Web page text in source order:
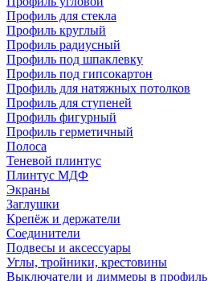
Профиль для стекла
Профиль круглый
Профиль радиусный
Профиль под шпаклевку
Профиль под гипсокартон
Профиль для натяжных потолков
Профиль для ступеней
Профиль фигурный
Профиль герметичный
Полоса
Теневой плинтус
Плинтус МДФ
Экраны
Заглушки
Крепёж и держатели
Соединители
Подвесы и аксессуары
Углы, тройники, крестовины
Выключатели и диммеры в профиль